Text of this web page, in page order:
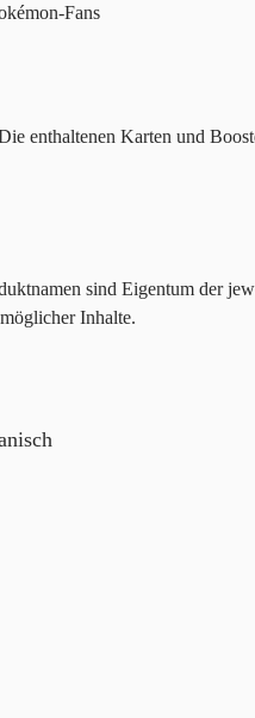
Fans
enthaltenen Karten und
sind Eigentum der
Inhalte.